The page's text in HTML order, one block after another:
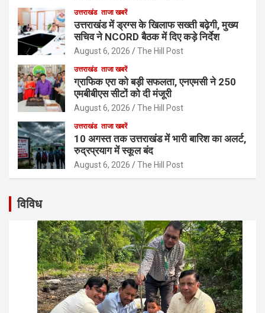
उत्तराखंड ताजा खबरें
उत्तराखंड में ड्रग्स के खिलाफ सख्ती बढ़ेगी, मुख्य
सचिव ने NCORD बैठक में दिए कड़े निर्देश
August 6, 2026 The Hill Post
उत्तराखंड ताजा खबरें
ग्राफिक एरा को बड़ी सफलता, एनएमसी ने 250
एमबीबीएस सीटों को दी मंजूरी
August 6, 2026 The Hill Post
उत्तराखंड ताजा खबरें
10 अगस्त तक उत्तराखंड में भारी बारिश का अलर्ट,
रुद्रप्रयाग में स्कूल बंद
August 6, 2026 The Hill Post
विविध